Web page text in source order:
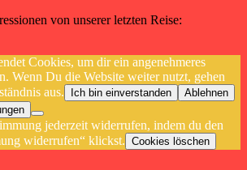
von unserer letzten Reise:
Cookies, um dir ein angenehmeres
Wenn Du die Website weiter nutzt, gehen
aus.
Ich bin einverstanden
Ablehnen
jederzeit widerrufen, indem du den
widerrufen“ klickst. Cookies löschen